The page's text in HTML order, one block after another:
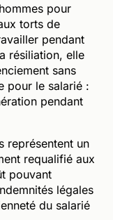
pour
torts de
pendant
résiliation, elle
sans
pour le salarié :
pendant
représentent un
requalifié aux
pouvant
légales
du salarié